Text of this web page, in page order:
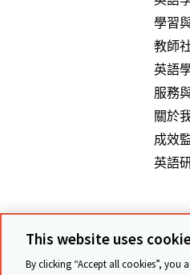
學習
教師
英語
服務
關於
成效
英語
This website uses
By clicking “Accept all cookies”, you